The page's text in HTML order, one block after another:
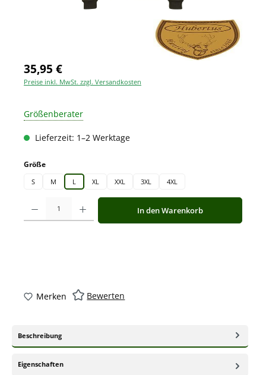
35,95 €
Preise inkl. MwSt. zzgl. Versandkosten
Größenberater
Lieferzeit: 1–2 Werktage
Größeauswählen
S M L XL XXL 3XL 4XL
Produkt Anzahl: Gib den gewünschten Wert ein oder benutze die
In den Warenkorb
Merken Bewerten
Beschreibung
Eigenschaften